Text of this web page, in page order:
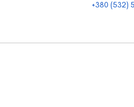
+380 (532)